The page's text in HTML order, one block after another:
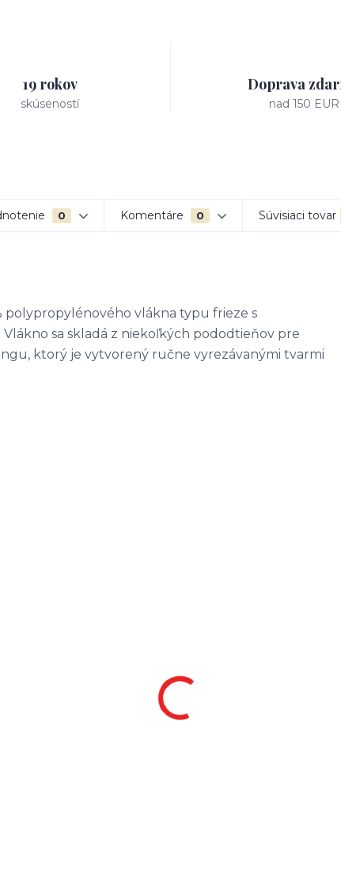
19 rokov
skúseností
Doprava
nad 150 EUR
0 Komentáre 0 Súvisiaci tovar
polypropylénového vlákna typu frieze s
sa skladá z niekoľkých pododtieňov pre
ktorý je vytvorený ručne vyrezávanými tvarmi